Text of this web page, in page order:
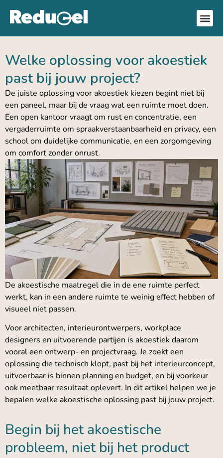
Welke oplossing voor akoestiek
past bij jouw project?
De juiste oplossing voor akoestiek kiezen begint niet bij
een paneel, maar bij de vraag wat een ruimte moet doen.
Een open kantoor vraagt om rust en concentratie, een
vergaderruimte om spraakverstaanbaarheid en privacy, een
school om duidelijke communicatie, en een zorgomgeving
om comfort zonder onrust.
De akoestische maatregel die in de ene ruimte perfect
werkt, kan in een andere ruimte te weinig effect hebben of
visueel niet passen.
Voor architecten, interieurontwerpers, workplace
designers en uitvoerende partijen is akoestiek daarom
vooral een ontwerp- en projectvraag. Je zoekt een
oplossing die technisch klopt, past bij het interieurconcept,
uitvoerbaar is binnen planning en budget, en bij voorkeur
ook meetbaar resultaat oplevert. In dit artikel helpen we je
bepalen welke akoestische oplossing past bij jouw project.
Begin bij het akoestische
probleem, niet bij het product